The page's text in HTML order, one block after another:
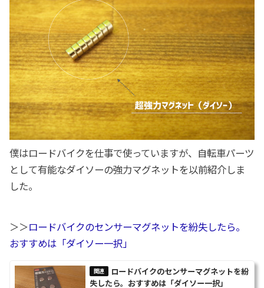
僕はロードバイクを仕事で使っていますが、自転車パーツ
として有能なダイソーの強力マグネットを以前紹介しま
した。
＞＞ロードバイクのセンサーマグネットを紛失したら。
おすすめは「ダイソー一択」
ロードバイクのセンサーマグネットを紛
失したら。おすすめは「ダイソー一択」